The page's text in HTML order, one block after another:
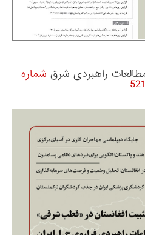
راهبردی شرق شماره
521